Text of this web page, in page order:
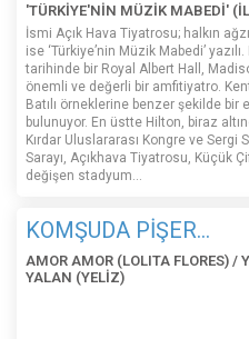
'TÜRKİYE'NİN MÜZİK MABEDİ'
İsmi Açık Hava Tiyatrosu; halkın
ise ‘Türkiye’nin Müzik Mabedi’
tarihinde bir Royal Albert Hall,
önemli ve değerli bir amfitiyatro.
Batılı örneklerine benzer şekilde
bulunuyor. En üstte Hilton, biraz
Kırdar Uluslararası Kongre ve Sergi
Sarayı, Açıkhava Tiyatrosu, Küçük
değişen stadyum…
KOMŞUDA PİŞER...
AMOR AMOR (LOLITA FLORES) /
YALAN (YELİZ)